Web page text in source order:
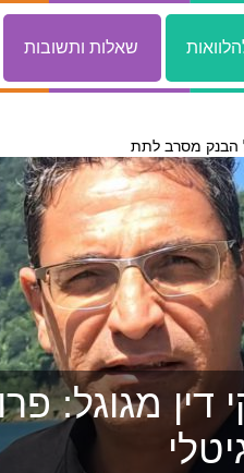
שאלות ותשובות
מגוגל: